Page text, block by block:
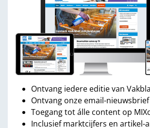
Ontvang iedere editie van
Ontvang onze email-nieuwsbrief
Toegang tot álle content op
Inclusief marktcijfers en artikel-